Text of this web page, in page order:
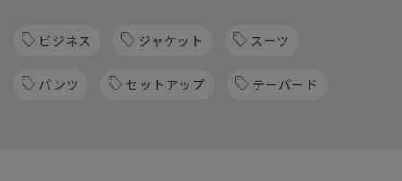
ビジネス ジャケット スーツ
パンツ セットアップ テーパード